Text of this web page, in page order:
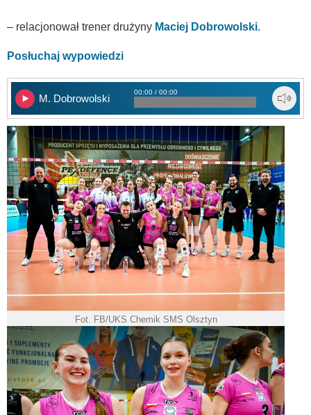
– relacjonował trener drużyny Maciej Dobrowolski.
Posłuchaj wypowiedzi
M. Dobrowolski
00:00 / 00:00
Fot. FB/UKS Chemik SMS Olsztyn